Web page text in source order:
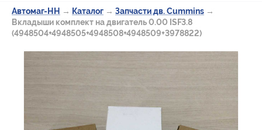
Автомаг-НН → Каталог → Запчасти дв. Cummins →
Вкладыши комплект на двигатель 0.00 ISF3.8
(4948504+4948505+4948508+4948509+3978822)